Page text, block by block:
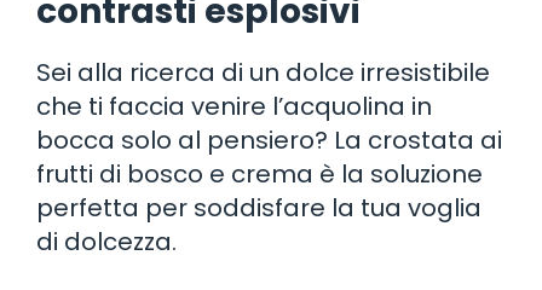
contrasti esplosivi
Sei alla ricerca di un dolce irresistibile
che ti faccia venire l’acquolina in
bocca solo al pensiero? La crostata ai
frutti di bosco e crema è la soluzione
perfetta per soddisfare la tua voglia
di dolcezza.